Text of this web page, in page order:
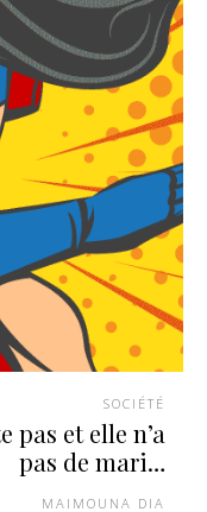
SOCIÉTÉ
pas et elle n’a
pas de mari…
MAIMOUNA DIA